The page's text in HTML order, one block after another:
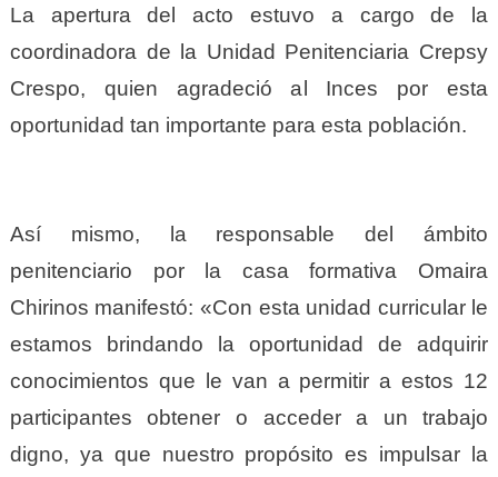
La apertura del acto estuvo a cargo de la
coordinadora de la Unidad Penitenciaria Crepsy
Crespo, quien agradeció al Inces por esta
oportunidad tan importante para esta población.
Así mismo, la responsable del ámbito
penitenciario por la casa formativa Omaira
Chirinos manifestó: «Con esta unidad curricular le
estamos brindando la oportunidad de adquirir
conocimientos que le van a permitir a estos 12
participantes obtener o acceder a un trabajo
digno, ya que nuestro propósito es impulsar la